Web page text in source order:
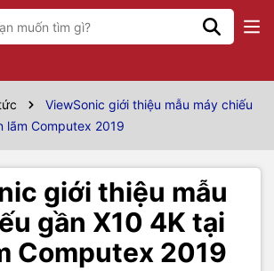
ViewSonic giới thiệu mẫu máy chiếu
lãm Computex 2019
giới thiệu mẫu
gần X10 4K tại
Computex 2019